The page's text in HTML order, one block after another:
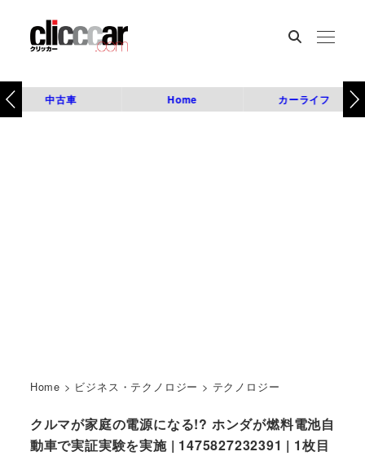
中古車 Home カーライフ
Home > ビジネス・テクノロジー > テクノロジー
クルマが家庭の電源になる!? ホンダが燃料電池自
動車で実証実験を実施 | 1475827232391 | 1枚目